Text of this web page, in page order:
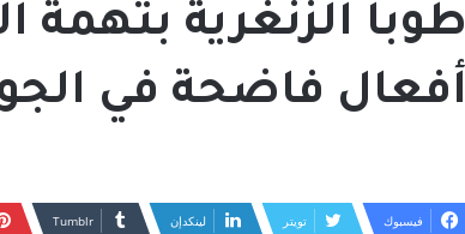
طوبا الزنغرية بتهمة
أفعال فاضحة في
فيسبوك تويتر لينكدإن